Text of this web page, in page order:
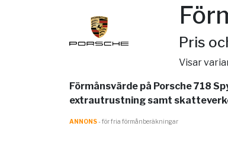
Pris
Visar
Förmånsvärde på Porsche 718
extrautrustning samt
ANNONS- för fria förmånberäkningar